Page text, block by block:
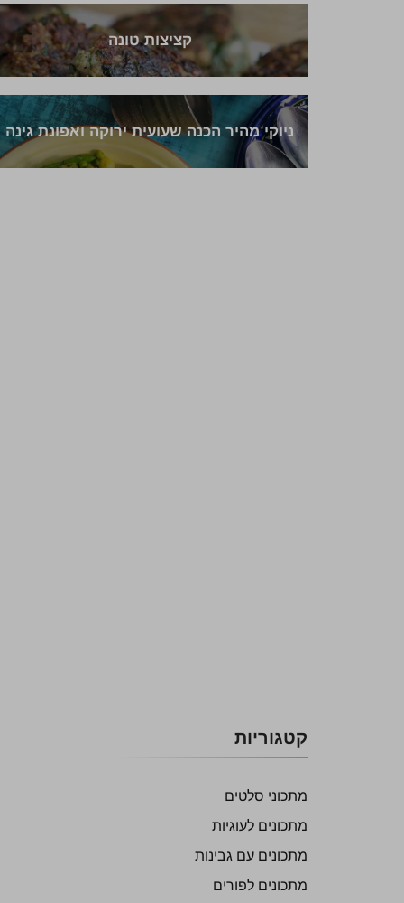
קציצות טונה
ניוקי מהיר הכנה שעועית ירוקה ואפונת גינה
קטגוריות
מתכוני סלטים
מתכונים לעוגיות
מתכונים עם גבינות
מתכונים לפורים